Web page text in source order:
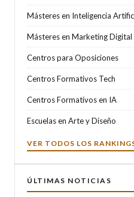
Másteres en Inteligencia
Másteres en Marketing Digital
Centros para Oposiciones
Centros Formativos Tech
Centros Formativos en IA
Escuelas en Arte y Diseño
VER TODOS LOS
ÚLTIMAS NOTICIAS